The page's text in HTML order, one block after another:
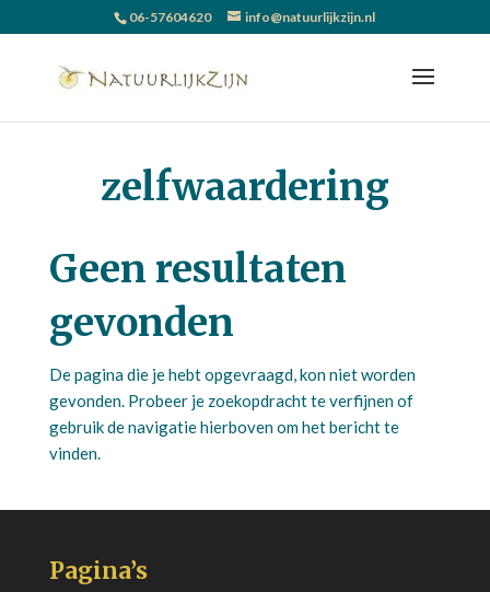
06-57604620 info@natuurlijkzijn.nl
zelfwaardering
Geen resultaten
gevonden
De pagina die je hebt opgevraagd, kon niet worden
gevonden. Probeer je zoekopdracht te verfijnen of
gebruik de navigatie hierboven om het bericht te
vinden.
Pagina’s